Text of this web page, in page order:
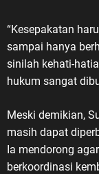
“Kesepakatan
sampai hanya
sinilah kehati-
hukum sangat
Meski demikian,
masih dapat
Ia mendorong
berkoordinasi